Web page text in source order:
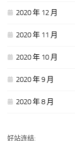
2020 年 12 月
2020 年 11 月
2020 年 10 月
2020 年 9 月
2020 年 8 月
好站连结: